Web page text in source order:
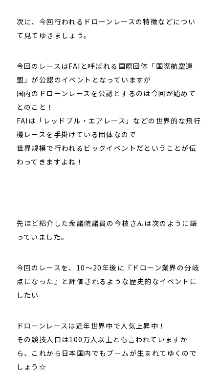
次に、今回行われるドローンレースの特徴などについ
て見てゆきましょう。
今回のレースはFAIと呼ばれる国際団体「国際航空連
盟」が公認のイベントとなっていますが
国内のドローンレースを公認とするのは今回が始めて
とのこと！
FAIは「レッドブル・エアレース」などの世界的な飛行
機レースを手掛けている団体なので
世界規模で行われるビックイベントだということが伝
わってきますよね！
先ほど紹介した衆議院議員の今枝さんは次のように語
っていました。
今回のレースを、10～20年後に『ドローン業界の分岐
点になった』と評価されるような歴史的なイベントに
したい
ドローンレースは近年世界中で人気上昇中！
その競技人口は100万人以上とも言われていますか
ら、これから日本国内でもブームが生まれてゆくので
しょう☆